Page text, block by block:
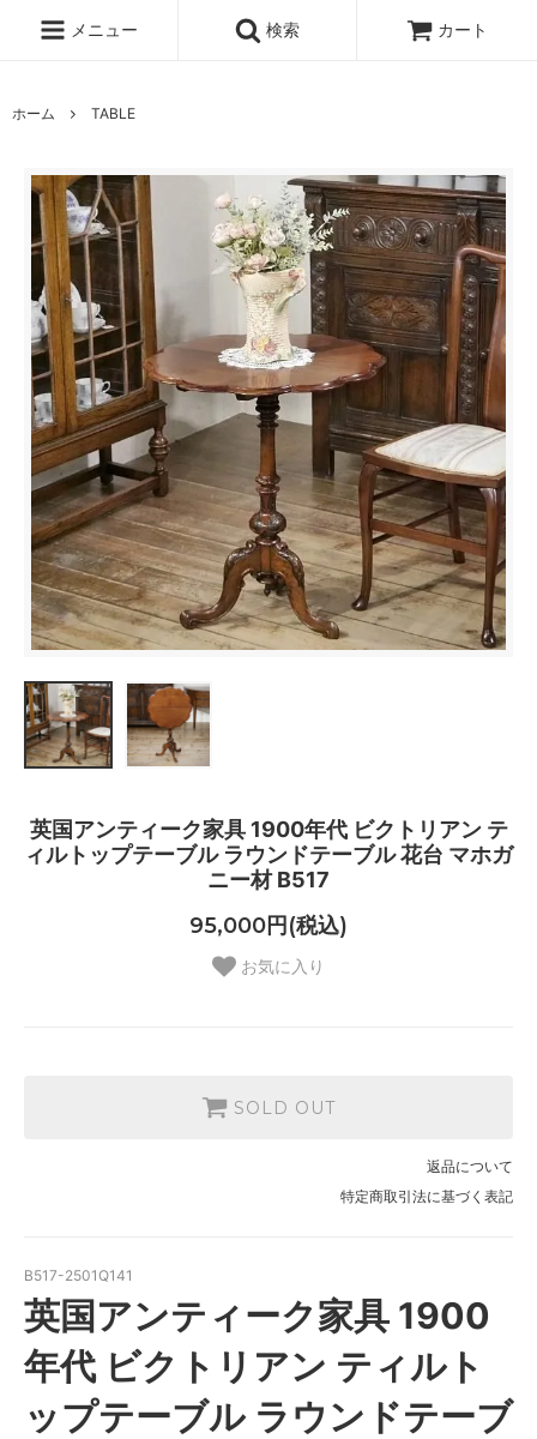
メニュー 検索 カート
ホーム TABLE
英国アンティーク家具 1900年代 ビクトリアン テ
ィルトップテーブル ラウンドテーブル 花台 マホガ
ニー材 B517
95,000円(税込)
お気に入り
SOLD OUT
返品について
特定商取引法に基づく表記
B517-2501Q141
英国アンティーク家具 1900
年代 ビクトリアン ティルト
ップテーブル ラウンドテーブ